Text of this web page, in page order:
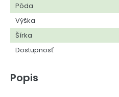
Pôda
Výška
Šírka
Dostupnosť
Popis